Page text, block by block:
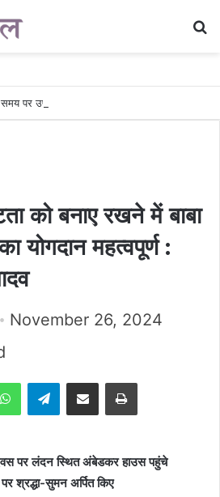
को बनाए रखने में बाबा
योगदान महत्वपूर्ण :
November 26, 2024
WhatsAppTelegramShare via Email Print
पर लंदन स्थित अंबेडकर हाउस पहुंचे
श्रद्धा-सुमन अर्पित किए